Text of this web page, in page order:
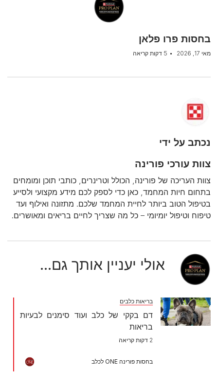
בחסות פרו פלאן
מאי 17, 2026 5 דקות קריאה
נכתב על ידי
צוות עורכי פורינה
צוות העריכה של פורינה, הכולל וטרינרים, כותבי תוכן ומומחים
בתחום חיות המחמד, כאן כדי לספק לכם מידע מקצועי ולסייע
בטיפול הטוב ביותר לחיית המחמד שלכם. מתזונה ואילוף ועד
טיפוח וטיפול יומיומי – כל מה שצריך לחיים בריאים ומאושרים.
אולי יעניין אותך גם...
בריאות כלבים
דם בקקי של כלב ועוד סימנים לבעיות
בריאות
2 דקות קריאה
בחסות פורינה ONE לכלב